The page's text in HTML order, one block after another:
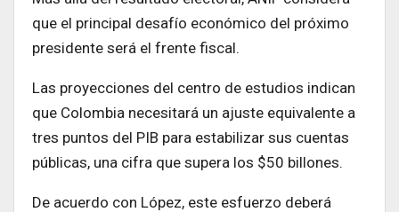
que el principal desafío económico del próximo
presidente será el frente fiscal.
Las proyecciones del centro de estudios indican
que Colombia necesitará un ajuste equivalente a
tres puntos del PIB para estabilizar sus cuentas
públicas, una cifra que supera los $50 billones.
De acuerdo con López, este esfuerzo deberá